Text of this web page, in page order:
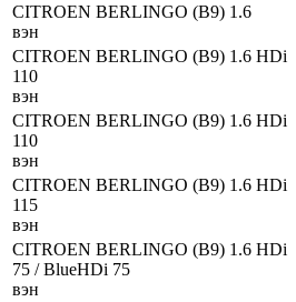
CITROEN BERLINGO (B9) 1.6
вэн
CITROEN BERLINGO (B9) 1.6 HDi
110
вэн
CITROEN BERLINGO (B9) 1.6 HDi
110
вэн
CITROEN BERLINGO (B9) 1.6 HDi
115
вэн
CITROEN BERLINGO (B9) 1.6 HDi
75 / BlueHDi 75
вэн